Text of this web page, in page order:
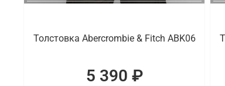
Толстовка Abercrombie & Fitch ABK06
5 390 ₽